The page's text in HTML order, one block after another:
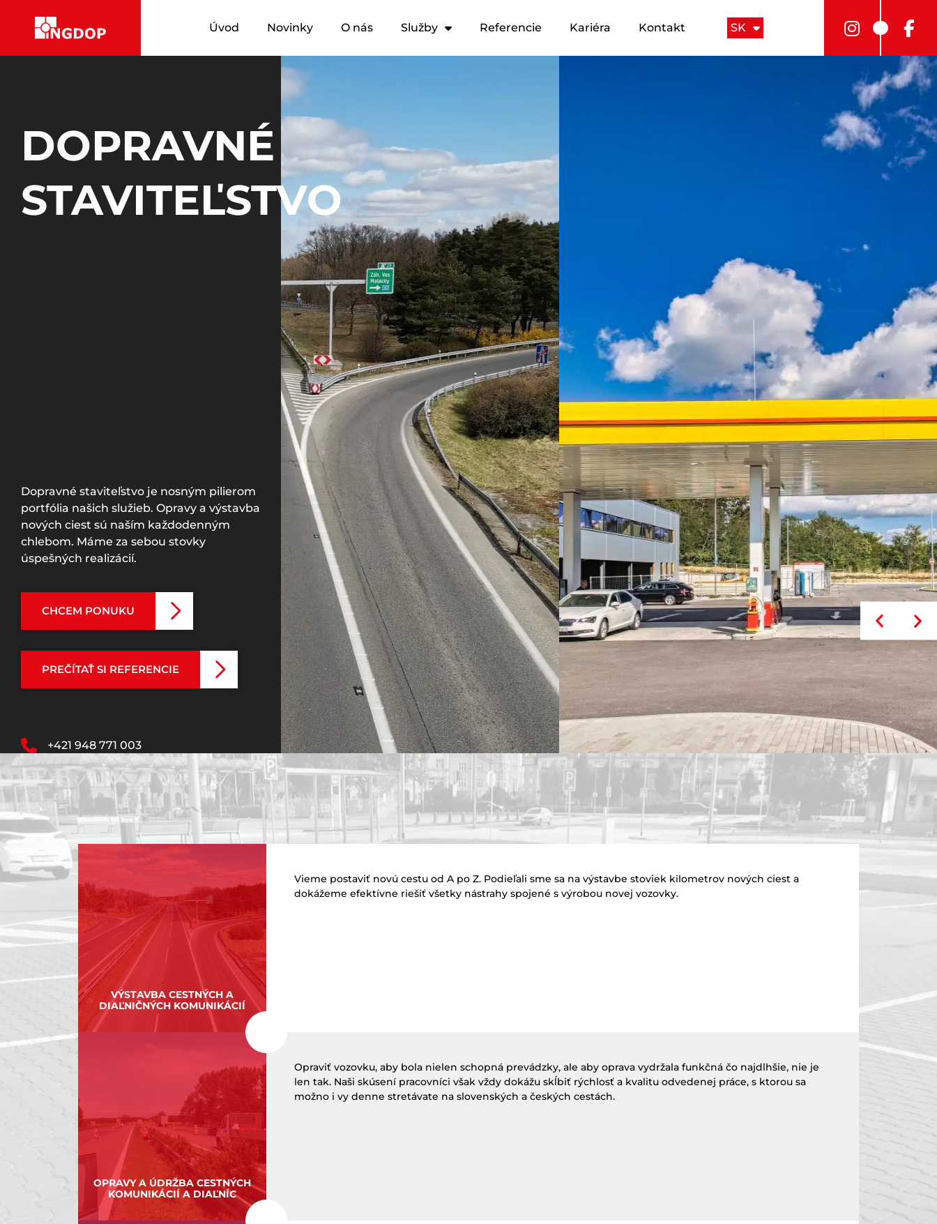
Úvod Novinky O nás Služby Referencie Kariéra Kontakt SK
DOPRAVNÉ
STAVITEĽSTVO
Dopravné staviteľstvo je nosným pilierom
portfólia našich služieb. Opravy a výstavba
nových ciest sú naším každodenným
chlebom. Máme za sebou stovky
úspešných realizácií.
CHCEM PONUKU
PREČÍTAŤ SI REFERENCIE
+421 948 771 003
organizacnazlozka@ingdop.cz
VÝSTAVBA CESTNÝCH A
DIAĽNIČNÝCH KOMUNIKÁCIÍ
Vieme postaviť novú cestu od A po Z. Podieľali sme sa na výstavbe stoviek kilometrov nových ciest a
dokážeme efektívne riešiť všetky nástrahy spojené s výrobou novej vozovky.
OPRAVY A ÚDRŽBA CESTNÝCH
KOMUNIKÁCIÍ A DIAĽNÍC
Opraviť vozovku, aby bola nielen schopná prevádzky, ale aby oprava vydržala funkčná čo najdlhšie, nie je
len tak. Naši skúsení pracovníci však vždy dokážu skĺbiť rýchlosť a kvalitu odvedenej práce, s ktorou sa
možno i vy denne stretávate na slovenských a českých cestách.